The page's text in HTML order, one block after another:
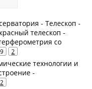
- Телескоп -
телескоп -
со
2
технологии и
-
2